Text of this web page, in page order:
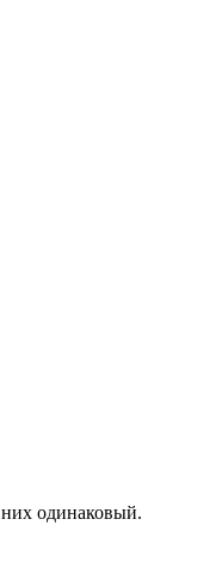
одинаковый.